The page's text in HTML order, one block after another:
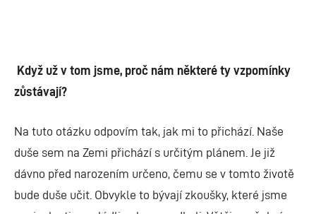
Když už v tom jsme, proč nám některé ty vzpomínky
zůstávají?
Na tuto otázku odpovím tak, jak mi to přichází. Naše
duše sem na Zemi přichází s určitým plánem. Je již
dávno před narozením určeno, čemu se v tomto životě
bude duše učit. Obvykle to bývají zkoušky, které jsme